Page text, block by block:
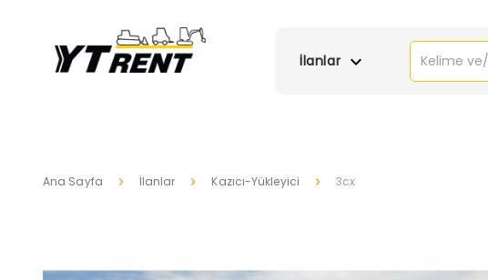
İlanlar
Ana Sayfa İlanlar Kazıcı-Yükleyici 3cx